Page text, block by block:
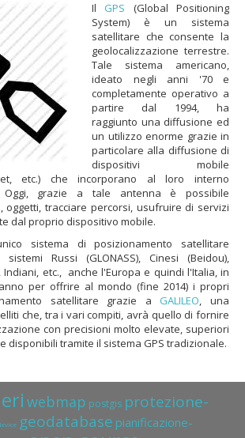
Il GPS (Global Positioning
System) è un sistema
satellitare che consente la
geolocalizzazione terrestre.
Tale sistema americano,
ideato negli anni '70 e
completamente operativo a
partire dal 1994, ha
raggiunto una diffusione ed
un utilizzo enorme grazie in
particolare alla diffusione di
dispositivi mobile
etc.) che incorporano al loro interno
Oggi, grazie a tale antenna è possibile
oggetti, tracciare percorsi, usufruire di servizi
dal proprio dispositivo mobile.
sistema di posizionamento satellitare
Russi (GLONASS), Cinesi (Beidou),
Indiani, etc., anche l'Europa e quindi l'Italia, in
per offrire al mondo (fine 2014) i propri
satellitare grazie a GALILEO, una
che, tra i vari compiti, avrà quello di fornire
con precisioni molto elevate, superiori
disponibili tramite il sistema GPS tradizionale.
webmap postgis protezione-
geodatabase pianificazione-